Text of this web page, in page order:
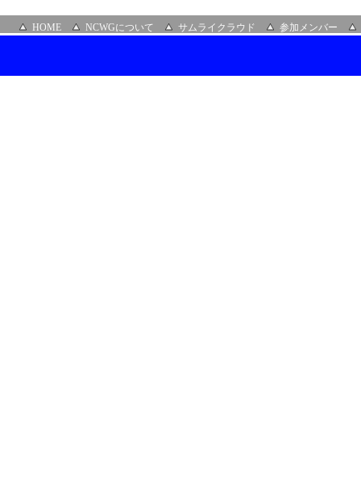
HOME NCWGについて サムライクラウド 参加メンバー